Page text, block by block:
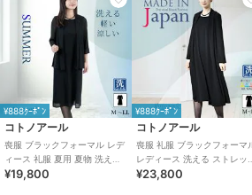
¥888ｸｰﾎﾟﾝ
コトノアール
喪服 ブラックフォーマル レデ
ィース 礼服 夏用 夏物 洗える
ワンピース（63003）
¥19,800
¥888ｸｰﾎﾟﾝ
コトノアール
喪服 礼服 ブラックフォーマ
レディース 洗える ストレッチ
ロング ゆったり 日本製 62011
¥23,800